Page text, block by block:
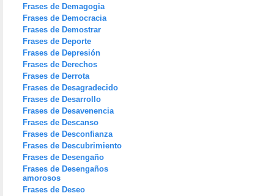
Frases de Demagogia
Frases de Democracia
Frases de Demostrar
Frases de Deporte
Frases de Depresión
Frases de Derechos
Frases de Derrota
Frases de Desagradecido
Frases de Desarrollo
Frases de Desavenencia
Frases de Descanso
Frases de Desconfianza
Frases de Descubrimiento
Frases de Desengaño
Frases de Desengaños
amorosos
Frases de Deseo